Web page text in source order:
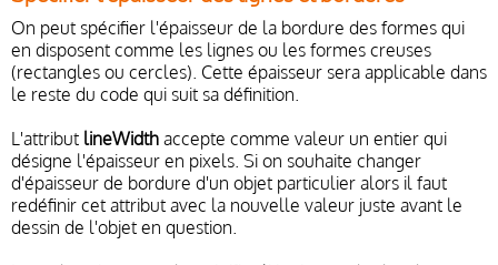
On peut spécifier l'épaisseur de la bordure des formes qui
en disposent comme les lignes ou les formes creuses
(rectangles ou cercles). Cette épaisseur sera applicable dans
le reste du code qui suit sa définition.
L'attribut lineWidth accepte comme valeur un entier qui
désigne l'épaisseur en pixels. Si on souhaite changer
d'épaisseur de bordure d'un objet particulier alors il faut
redéfinir cet attribut avec la nouvelle valeur juste avant le
dessin de l'objet en question.